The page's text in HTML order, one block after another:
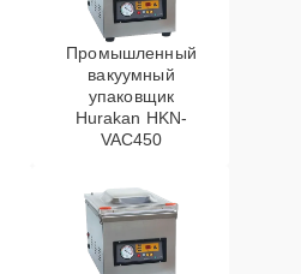
Промышленный
вакуумный
упаковщик
Hurakan HKN-
VAC450